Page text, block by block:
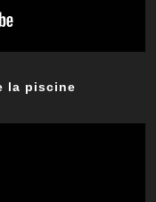
la piscine